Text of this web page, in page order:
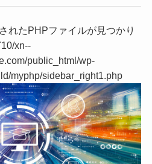
れたPHPファイルが見つかり
xn--
public_html/wp-
myphp/sidebar_right1.php